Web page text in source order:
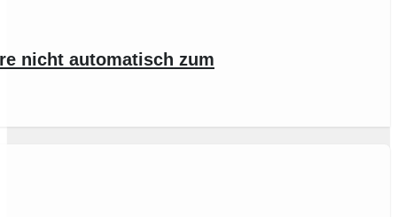
nicht automatisch zum